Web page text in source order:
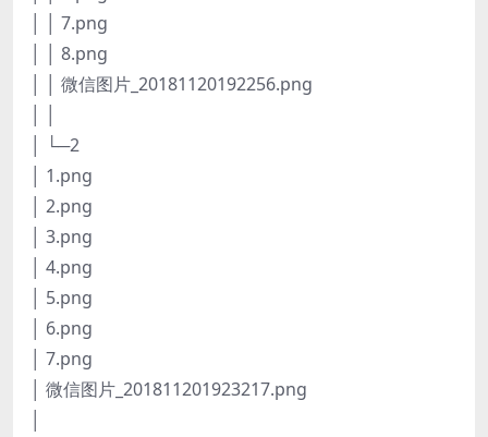
│ │ 7.png
│ │ 8.png
│ │ 微信图片_20181120192256.png
│ └─2
│ 1.png
│ 2.png
│ 3.png
│ 4.png
│ 5.png
│ 6.png
│ 7.png
│ 微信图片_201811201923217.png